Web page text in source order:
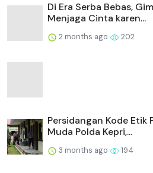
Di Era Serba Bebas,
Menjaga Cinta karen...
2 months ago 202
Persidangan Kode Etik
Muda Polda Kepri,...
3 months ago 194